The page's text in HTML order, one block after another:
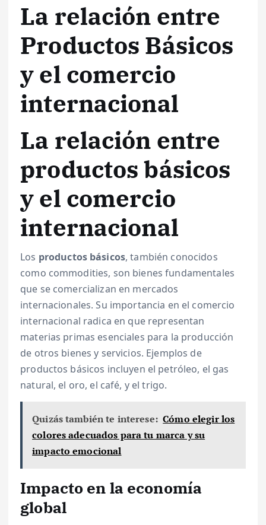
La relación entre
Productos Básicos
y el comercio
internacional
La relación entre
productos básicos
y el comercio
internacional
Los productos básicos, también conocidos
como commodities, son bienes fundamentales
que se comercializan en mercados
internacionales. Su importancia en el comercio
internacional radica en que representan
materias primas esenciales para la producción
de otros bienes y servicios. Ejemplos de
productos básicos incluyen el petróleo, el gas
natural, el oro, el café, y el trigo.
Quizás también te interese: Cómo elegir los
colores adecuados para tu marca y su
impacto emocional
Impacto en la economía
global